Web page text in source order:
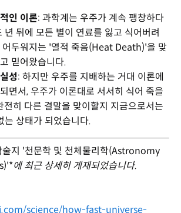
인 이론: 과학계는 우주가 계속 팽창하다
뒤에 모든 별이 연료를 잃고 식어버려
어두워지는 '열적 죽음(Heat Death)'을 맞
믿어왔습니다.
성: 하지만 우주를 지배하는 거대 이론에
면서, 우주가 이론대로 서서히 식어 죽을
전히 다른 결말을 맞이할지 지금으로서는
는 상태가 되었습니다.
술지 '천문학 및 천체물리학(Astronomy
에 최근 상세히 게재되었습니다.
science/how-fast-universe-